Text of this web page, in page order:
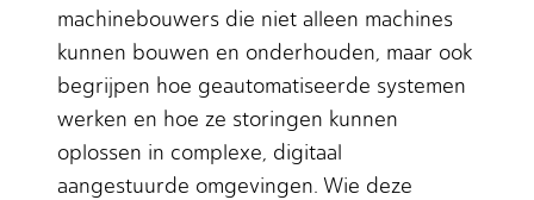
machinebouwers die niet alleen machines
kunnen bouwen en onderhouden, maar ook
begrijpen hoe geautomatiseerde systemen
werken en hoe ze storingen kunnen
oplossen in complexe, digitaal
aangestuurde omgevingen. Wie deze